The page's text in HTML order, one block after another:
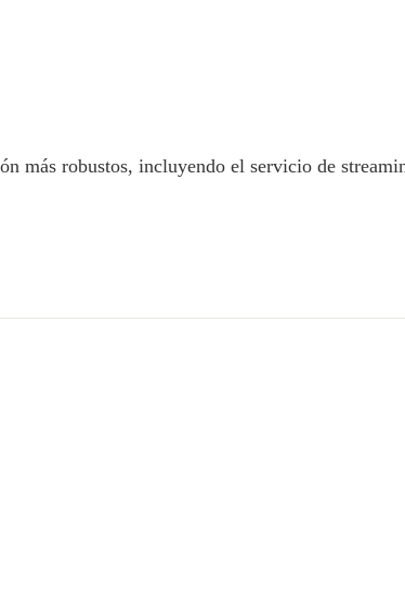
más robustos, incluyendo el servicio de